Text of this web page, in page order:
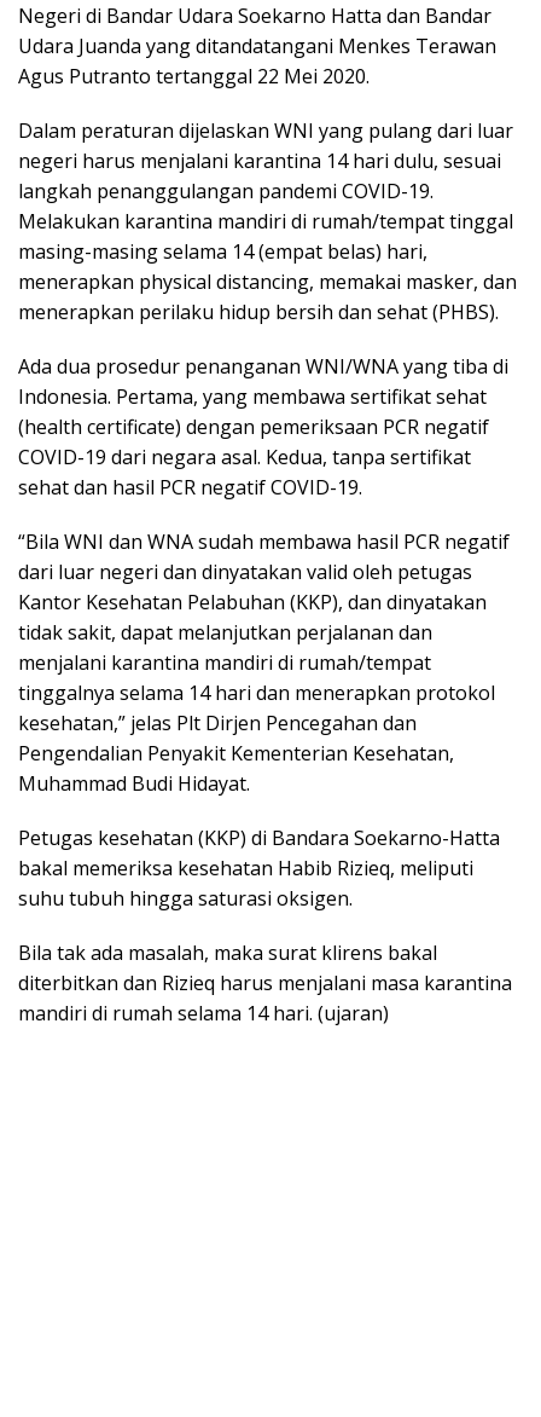
Negeri di Bandar Udara Soekarno Hatta dan Bandar
Udara Juanda yang ditandatangani Menkes Terawan
Agus Putranto tertanggal 22 Mei 2020.
Dalam peraturan dijelaskan WNI yang pulang dari luar
negeri harus menjalani karantina 14 hari dulu, sesuai
langkah penanggulangan pandemi COVID-19.
Melakukan karantina mandiri di rumah/tempat tinggal
masing-masing selama 14 (empat belas) hari,
menerapkan physical distancing, memakai masker, dan
menerapkan perilaku hidup bersih dan sehat (PHBS).
Ada dua prosedur penanganan WNI/WNA yang tiba di
Indonesia. Pertama, yang membawa sertifikat sehat
(health certificate) dengan pemeriksaan PCR negatif
COVID-19 dari negara asal. Kedua, tanpa sertifikat
sehat dan hasil PCR negatif COVID-19.
“Bila WNI dan WNA sudah membawa hasil PCR negatif
dari luar negeri dan dinyatakan valid oleh petugas
Kantor Kesehatan Pelabuhan (KKP), dan dinyatakan
tidak sakit, dapat melanjutkan perjalanan dan
menjalani karantina mandiri di rumah/tempat
tinggalnya selama 14 hari dan menerapkan protokol
kesehatan,” jelas Plt Dirjen Pencegahan dan
Pengendalian Penyakit Kementerian Kesehatan,
Muhammad Budi Hidayat.
Petugas kesehatan (KKP) di Bandara Soekarno-Hatta
bakal memeriksa kesehatan Habib Rizieq, meliputi
suhu tubuh hingga saturasi oksigen.
Bila tak ada masalah, maka surat klirens bakal
diterbitkan dan Rizieq harus menjalani masa karantina
mandiri di rumah selama 14 hari. (ujaran)